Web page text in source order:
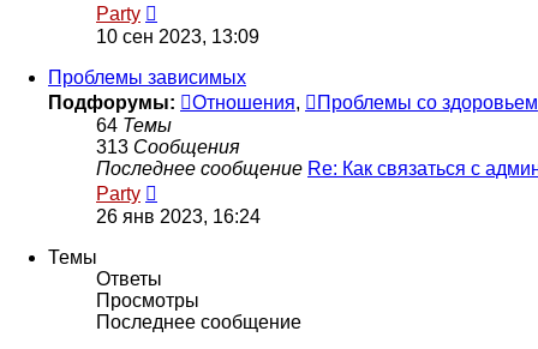
Party
к
последнему
сообщению
10 сен 2023, 13:09
Проблемы зависимых
Подфорумы:
Отношения, Проблемы со здоровьем
64 Темы
313 Сообщения
Последнее сообщение Re: Как связаться с
Party
к
последнему
26 янв 2023, 16:24
Темы
Ответы
Просмотры
Последнее сообщение